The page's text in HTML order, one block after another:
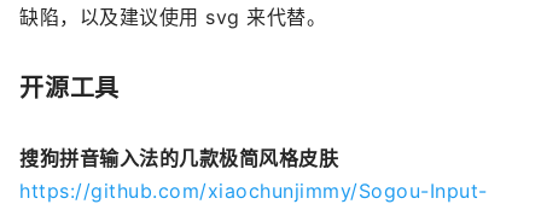
缺陷，以及建议使用 svg 来代替。
开源工具
搜狗拼音输入法的几款极简风格皮肤
https://github.com/xiaochunjimmy/Sogou-Input-